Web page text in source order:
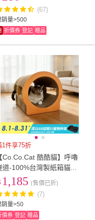
銷量>500
(67)
折價券 登記 贈品
1件享75折
Co.Co.Cat 酷酷貓】呼嚕
道-100%台灣製紙箱貓抓
(隨機不挑款)
銷量>50
1,185 (售價已折)
(7)
價券 登記 贈品